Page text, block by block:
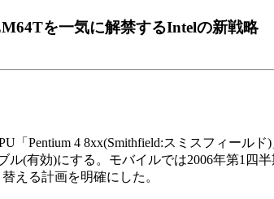
を一気に解禁するIntelの新戦略
Pentium 4 8xx(Smithfield:スミスフィール
ル(有効)にする。モバイルでは2006年第1
える計画を明確にした。